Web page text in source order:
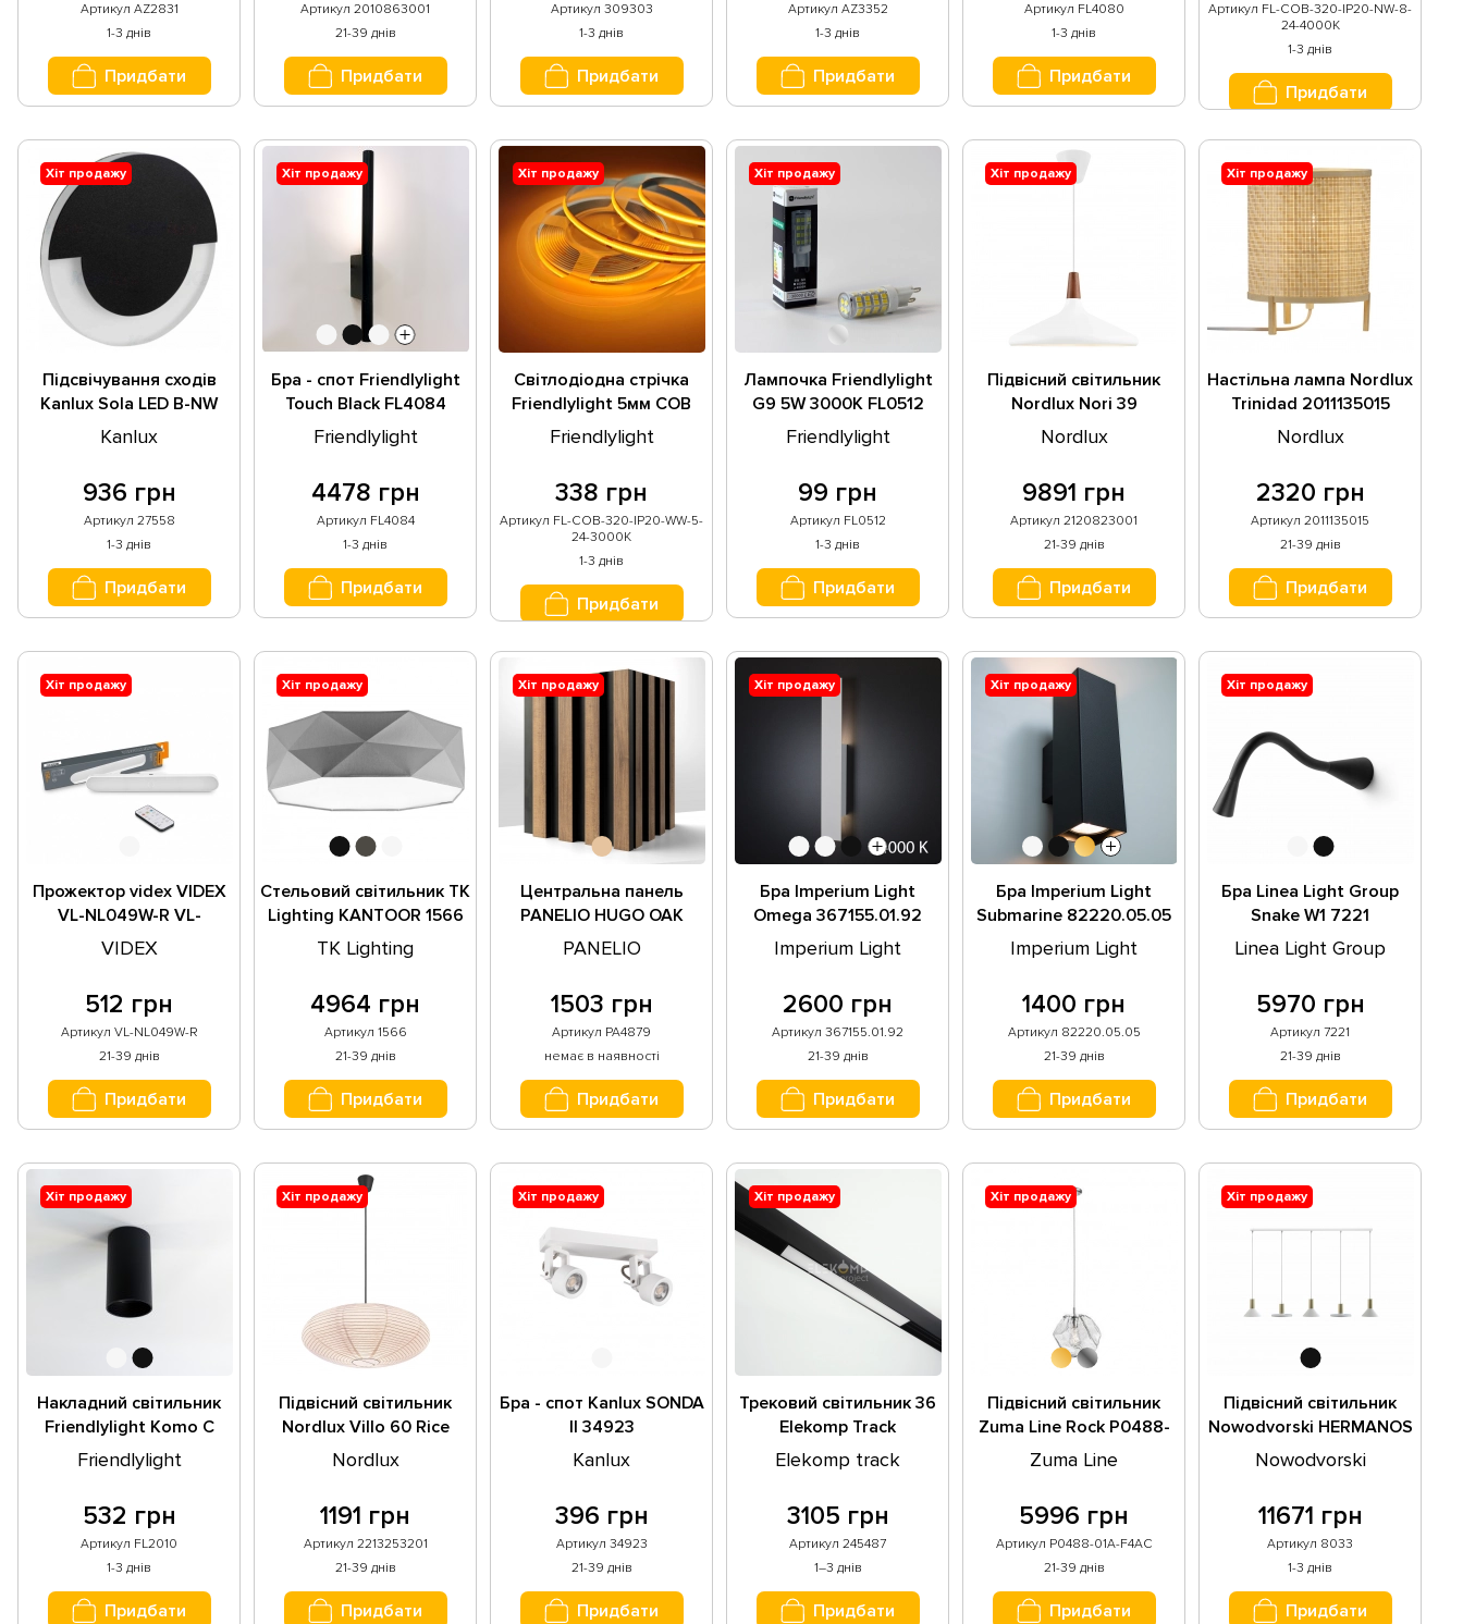
Артикул AZ2831
1-3 днів
Придбати
Артикул 2010863001
21-39 днів
Придбати
Артикул 309303
1-3 днів
Придбати
Артикул AZ3352
1-3 днів
Придбати
Артикул FL4080
1-3 днів
Придбати
Артикул FL-COB-320-IP20-NW-8-
24-4000K
1-3 днів
Придбати
Хіт продажу
Підсвічування сходів
Kanlux Sola LED B-NW
27558
Kanlux
936 грн
Артикул 27558
1-3 днів
Придбати
Хіт продажу
Бра - спот Friendlylight
Touch Black FL4084
Friendlylight
4478 грн
Артикул FL4084
1-3 днів
Придбати
Хіт продажу
Світлодіодна стрічка
Friendlylight 5мм COB
5Вт 24В 3000К FL-COB-
320-IP20-WW-5-24-
Friendlylight
338 грн
Артикул FL-COB-320-IP20-WW-5-
24-3000K
1-3 днів
Придбати
Хіт продажу
Лампочка Friendlylight
G9 5W 3000K FL0512
Friendlylight
99 грн
Артикул FL0512
1-3 днів
Придбати
Хіт продажу
Підвісний світильник
Nordlux Nori 39
2120823001
Nordlux
9891 грн
Артикул 2120823001
21-39 днів
Придбати
Хіт продажу
Настільна лампа Nordlux
Trinidad 2011135015
Nordlux
2320 грн
Артикул 2011135015
21-39 днів
Придбати
Хіт продажу
Прожектор videx VIDEX
VL-NL049W-R VL-
NL049W-R
VIDEX
512 грн
Артикул VL-NL049W-R
21-39 днів
Придбати
Хіт продажу
Стельовий світильник TK
Lighting KANTOOR 1566
TK Lighting
4964 грн
Артикул 1566
21-39 днів
Придбати
Хіт продажу
Центральна панель
PANELIO HUGO OAK
CRAFT/black PA4879
PANELIO
1503 грн
Артикул PA4879
немає в наявності
Придбати
Хіт продажу
Бра Imperium Light
Omega 367155.01.92
Imperium Light
2600 грн
Артикул 367155.01.92
21-39 днів
Придбати
Хіт продажу
Бра Imperium Light
Submarine 82220.05.05
Imperium Light
1400 грн
Артикул 82220.05.05
21-39 днів
Придбати
Хіт продажу
Бра Linea Light Group
Snake W1 7221
Linea Light Group
5970 грн
Артикул 7221
21-39 днів
Придбати
Хіт продажу
Накладний світильник
Friendlylight Komo C
FL2010
Friendlylight
532 грн
Артикул FL2010
1-3 днів
Придбати
Хіт продажу
Підвісний світильник
Nordlux Villo 60 Rice
Paper | White 2213253201
Nordlux
1191 грн
Артикул 2213253201
21-39 днів
Придбати
Хіт продажу
Бра - спот Kanlux SONDA
II 34923
Kanlux
396 грн
Артикул 34923
21-39 днів
Придбати
Хіт продажу
Трековий світильник 36
Elekomp Track
Світильник Лінія N120°
3000К 245487
Elekomp track
3105 грн
Артикул 245487
1–3 днів
Придбати
Хіт продажу
Підвісний світильник
Zuma Line Rock P0488-
01A-F4AC
Zuma Line
5996 грн
Артикул P0488-01A-F4AC
21-39 днів
Придбати
Хіт продажу
Підвісний світильник
Nowodvorski HERMANOS
V 8033
Nowodvorski
11671 грн
Артикул 8033
1-3 днів
Придбати